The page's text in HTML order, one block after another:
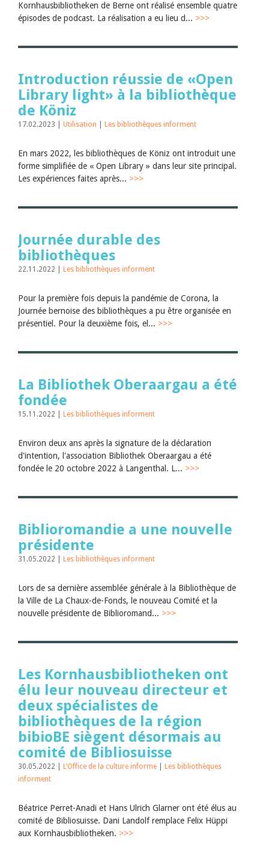
Kornhausbibliotheken de Berne ont réalisé ensemble quatre
épisodes de podcast. La réalisation a eu lieu d... >>>
Introduction réussie de «Open
Library light» à la bibliothèque
de Köniz
17.02.2023 | Utilisation Les bibliothèques informent
En mars 2022, les bibliothèques de Köniz ont introduit une
forme simplifiée de « Open Library » dans leur site principal.
Les expériences faites après... >>>
Journée durable des
bibliothèques
22.11.2022 | Les bibliothèques informent
Pour la première fois depuis la pandémie de Corona, la
Journée bernoise des bibliothèques a pu être organisée en
présentiel. Pour la deuxième fois, el... >>>
La Bibliothek Oberaargau a été
fondée
15.11.2022 | Les bibliothèques informent
Environ deux ans après la signature de la déclaration
d'intention, l'association Bibliothek Oberaargau a été
fondée le 20 octobre 2022 à Langenthal. L... >>>
Biblioromandie a une nouvelle
présidente
31.05.2022 | Les bibliothèques informent
Lors de sa dernière assemblée générale à la Bibliothèque de
la Ville de La Chaux-de-Fonds, le nouveau Comité et la
nouvelle présidente de Biblioromand... >>>
Les Kornhausbibliotheken ont
élu leur nouveau directeur et
deux spécialistes de
bibliothèques de la région
bibioBE siègent désormais au
comité de Bibliosuisse
30.05.2022 | L’Office de la culture informe
Les bibliothèques
informent
Béatrice Perret-Anadi et Hans Ulrich Glarner ont été élus au
comité de Bibliosuisse. Dani Landolf remplace Felix Hüppi
aux Kornhausbibliotheken. >>>